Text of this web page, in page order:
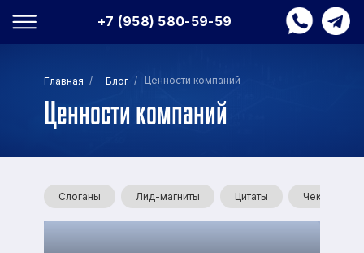
+7 (958) 580-59-59
Главная / Блог / Ценности компаний
Ценности компаний
Слоганы Лид-магниты Цитаты Чек-листы